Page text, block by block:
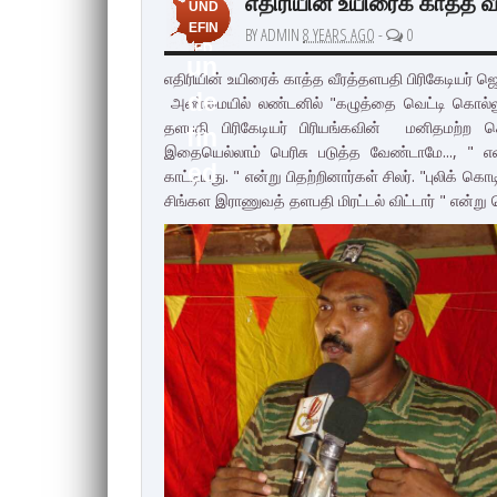
UND
EFIN
ED
un
de
fin
ed
BY ADMIN 8 YEARS AGO - 0
எதிரியின் உயிரைக் காத்த வீரத்தளபதி பிரிகேடியர்
அண்மையில் லண்டனில் "கழுத்தை வெட்டி
தளபதி பிரிகேடியர் பிரியங்கவின்
இதையெல்லாம் பெரிசு படுத்த வேண்டாமே..., "
காட்டியது. " என்று பிதற்றினார்கள் சிலர்.
சிங்கள இராணுவத் தளபதி மிரட்டல் விட்டார் " என்று